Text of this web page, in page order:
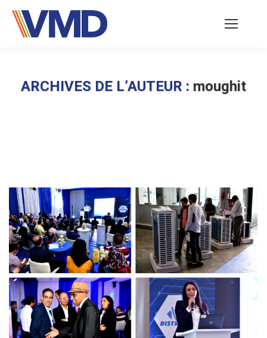
ARCHIVES DE L’AUTEUR : moughit